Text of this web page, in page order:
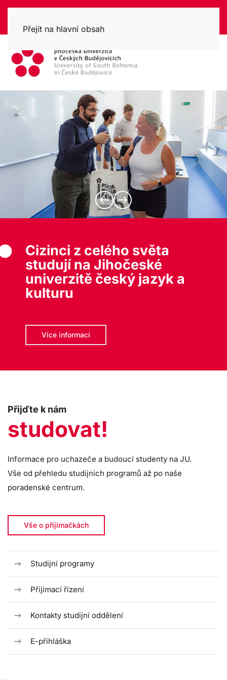
Přejít na hlavní obsah
Cizinci z celého světa
studují na Jihočeské
univerzitě český jazyk a
kulturu
Více informací
Přijďte k nám
studovat!
Informace pro uchazeče a budoucí studenty na JU.
Vše od přehledu studijních programů až po naše
poradenské centrum.
Vše o přijímačkách
Studijní programy
Přijímací řízení
Kontakty studijní oddělení
E-přihláška